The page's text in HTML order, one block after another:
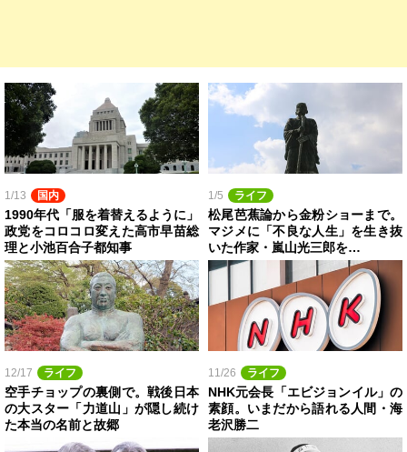
1/13 国内
1990年代「服を着替えるように」
政党をコロコロ変えた高市早苗総
理と小池百合子都知事
1/5 ライフ
松尾芭蕉論から金粉ショーまで。
マジメに「不良な人生」を生き抜
いた作家・嵐山光三郎を…
12/17 ライフ
空手チョップの裏側で。戦後日本
の大スター「力道山」が隠し続け
た本当の名前と故郷
11/26 ライフ
NHK元会長「エビジョンイル」の
素顔。いまだから語れる人間・海
老沢勝二